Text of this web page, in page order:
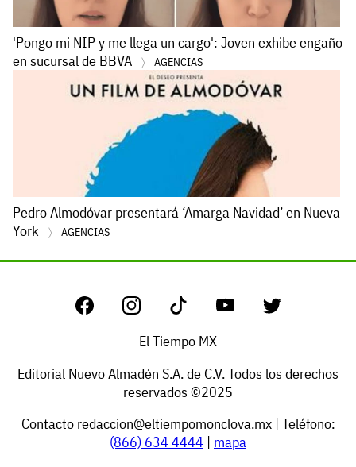
'Pongo mi NIP y me llega un cargo': Joven exhibe engaño
en sucursal de BBVA
AGENCIAS
Pedro Almodóvar presentará ‘Amarga Navidad’ en Nueva
York
AGENCIAS
El Tiempo MX
Editorial Nuevo Almadén S.A. de C.V. Todos los derechos
reservados ©2025
Contacto redaccion@eltiempomonclova.mx| Teléfono:
(866) 634 4444 | mapa